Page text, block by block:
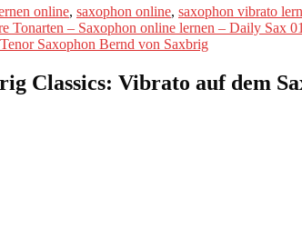
online, saxophon online, saxophon vibrato
Tonarten – Saxophon online lernen – Daily Sax
Saxophon Bernd von Saxbrig
Classics: Vibrato auf dem